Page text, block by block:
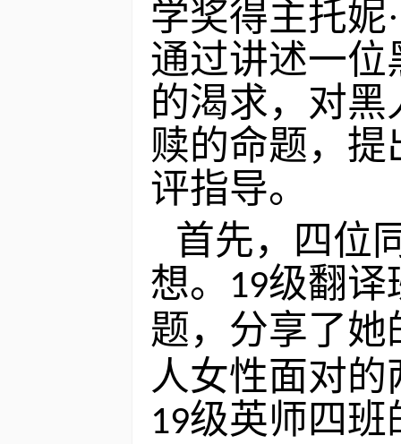
学奖得主托妮
通过讲述一位
的渴求，对
赎的命题，
评指导。
首先，四位
想。
19级翻译
题，分享了她
人女性面对
19级英师四班